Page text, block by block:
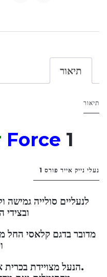
תיאור
תיאור
Force 1
נעלי נייק אייר פורס 1
לנעליים סולייה גמישה
ובצידי
.הנעל מצויידת בכרית